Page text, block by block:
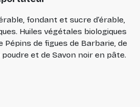
fondant et sucre d’érable,
Huiles végétales biologiques
Pépins de figues de Barbarie, de
poudre et de Savon noir en pâte.